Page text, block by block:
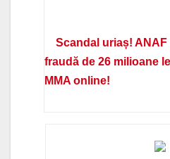
Scandal uriaș!
fraudă de 26 milioane
MMA online!